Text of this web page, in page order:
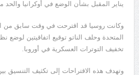
يناير المقبل بشأن الوضع في أوكرانيا والحد
وكانت روسيا قد اقترحت في وقت سابق من
المتحدة وحلف الناتو توقيع اتفاقيتين لوضع
تخفيف التوترات العسكرية في أوروبا.
وتهدف هذه الاقتراحات إلى تكثيف التنسيق